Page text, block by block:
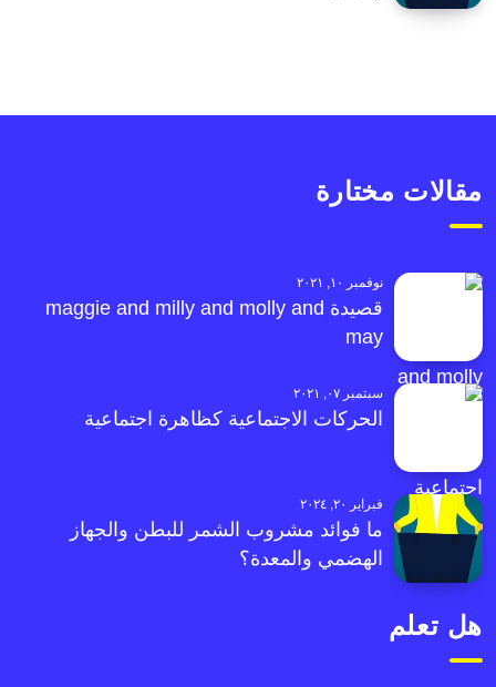
مقالات مختارة
نوفمبر ١٠, ٢٠٢١
قصيدة maggie and milly and molly and
may
سبتمبر ٠٧, ٢٠٢١
الحركات الاجتماعية كظاهرة اجتماعية
فبراير ٢٠, ٢٠٢٤
ما فوائد مشروب الشمر للبطن والجهاز
الهضمي والمعدة؟
هل تعلم